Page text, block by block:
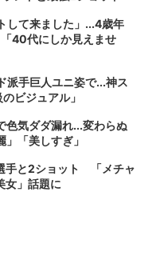
して来ました」...4歳年
40代にしか見えませ
派手巨人ユニ姿で...神ス
ビジュアル」
色気ダダ漏れ...変わらぬ
「美しすぎ」
手と2ショット 「メチャ
女」話題に